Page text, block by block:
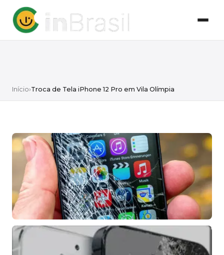
Início›Troca de Tela iPhone 12 Pro em Vila Olímpia